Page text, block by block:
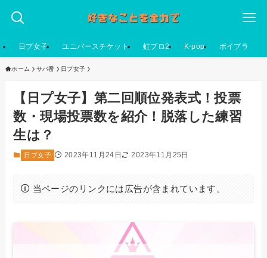
日プ女子 ユニバースチケット 虹プロ2 K-pop ボイプラ
ホーム サバ番 日プ女子
【日プ女子】第二回順位発表式！投票
数・現場投票数を紹介！脱落した練習
生は？
日プ女子 2023年11月24日 2023年11月25日
当ページのリンクには広告が含まれています。